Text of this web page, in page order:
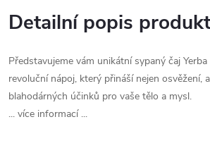
Detailní popis
Představujeme vám unikátní sypaný čaj
revoluční nápoj, který přináší nejen osvěžení,
blahodárných účinků pro vaše tělo a mysl.
... více informací ...